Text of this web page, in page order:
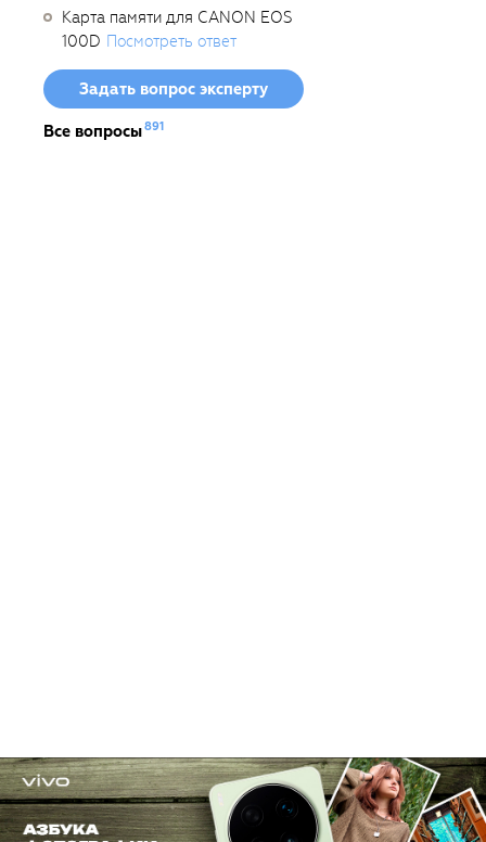
Карта памяти для CANON EOS
100D Посмотреть ответ
Задать вопрос эксперту
Все вопросы891